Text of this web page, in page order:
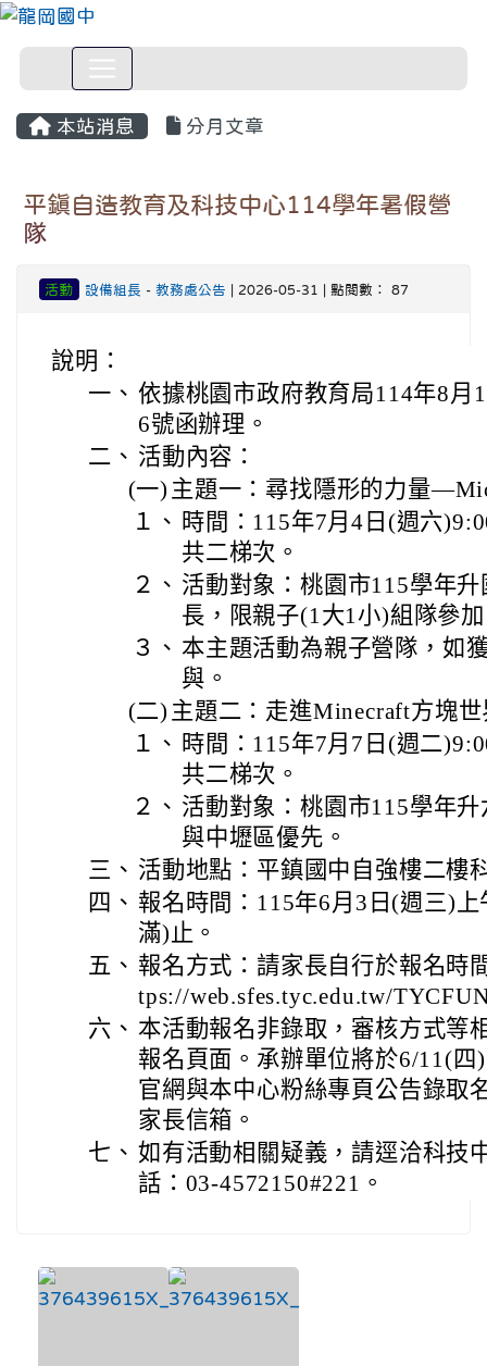
本站消息 分月文章
平鎮自造教育及科技中心114學年暑假營
隊
活動 設備組長 - 教務處公告 | 2026-05-31 | 點閱數： 87
說明：
一、 依據桃園市政府教育局114年8月
6號函辦理。
二、 活動內容：
(一) 主題一：尋找隱形的力量
１、 時間：115年7月4日(週六
共二梯次。
２、 活動對象：桃園市115學年
長，限親子(1大1小)組隊參
３、 本主題活動為親子營隊，如
與。
(二) 主題二：走進Minecraft方塊世
１、 時間：115年7月7日(週二
共二梯次。
２、 活動對象：桃園市115學年
與中壢區優先。
三、 活動地點：平鎮國中自強樓二樓
四、 報名時間：115年6月3日(週三)
滿)止。
五、 報名方式：請家長自行於報名時
tps://web.sfes.tyc.edu.tw/
六、 本活動報名非錄取，審核方式等
報名頁面。承辦單位將於6/11(
官網與本中心粉絲專頁公告錄取
家長信箱。
七、 如有活動相關疑義，請逕洽科技
話：03-4572150#221。